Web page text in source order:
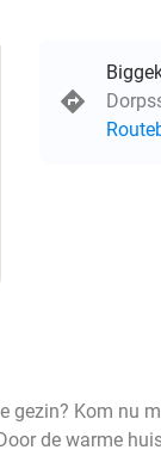
gezin? Kom nu
de warme